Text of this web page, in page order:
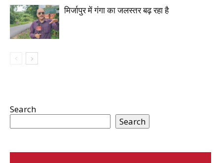
मिर्जापुर में गंगा का जलस्तर बढ़ रहा है
Search
Search